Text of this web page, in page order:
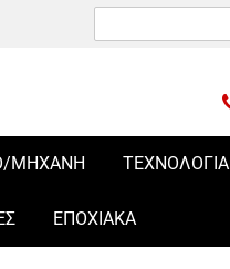
ΜΗΧΑΝΗ ΤΕΧΝΟΛΟΓΙΑ
ΕΠΟΧΙΑΚΑ